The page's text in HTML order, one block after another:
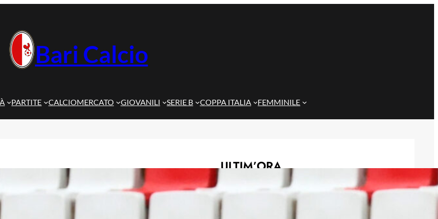
Bari Calcio
PARTITE CALCIOMERCATO GIOVANILI SERIE B COPPA ITALIA FEMMINILE
ULTIM’ORA
Gazzi e il legame con Bari: “Sempre
nel mio cuore, spero si rialzi presto”